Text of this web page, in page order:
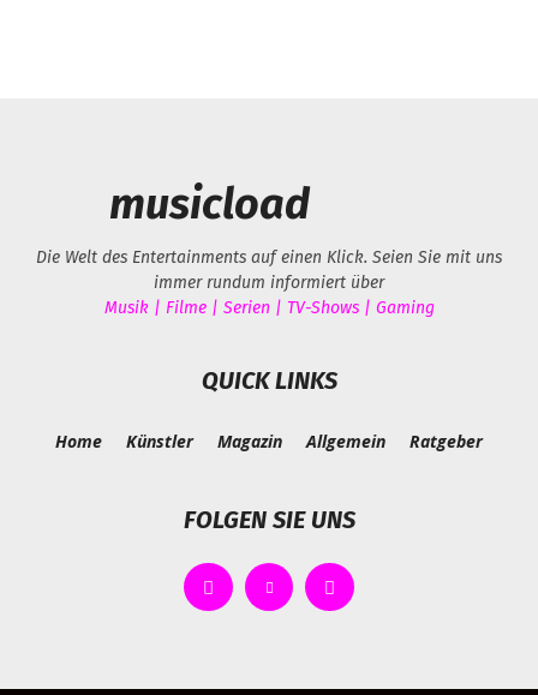
musicload
Die Welt des Entertainments auf einen Klick. Seien Sie mit uns
immer rundum informiert über
Musik | Filme | Serien | TV-Shows | Gaming
QUICK LINKS
Home Künstler Magazin Allgemein Ratgeber
FOLGEN SIE UNS